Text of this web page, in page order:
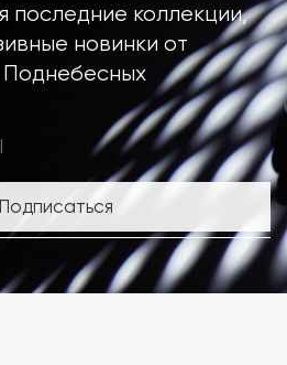
последние коллекции,
новинки от
Подписаться